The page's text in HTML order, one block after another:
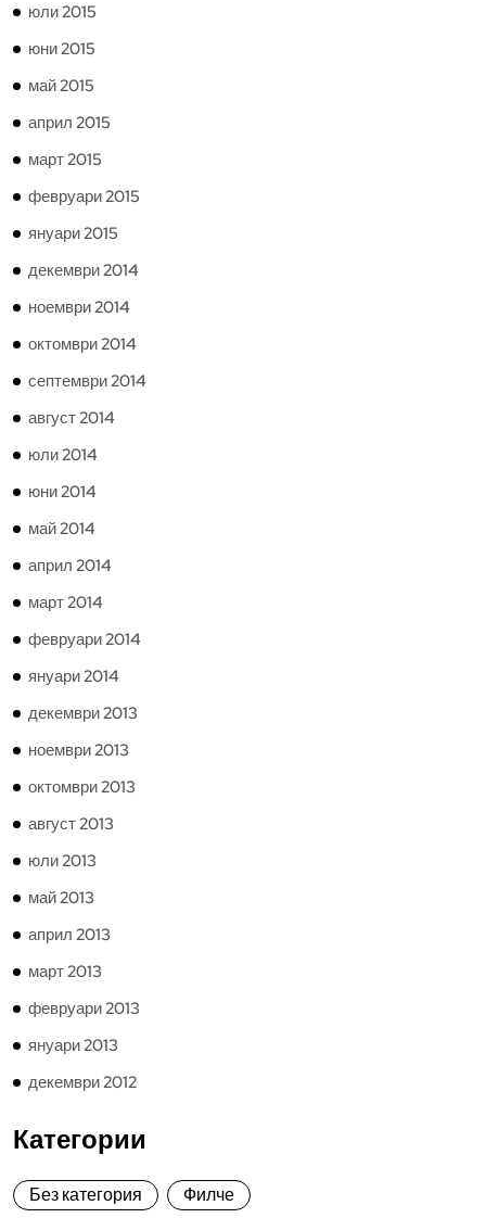
юли 2015
юни 2015
май 2015
април 2015
март 2015
февруари 2015
януари 2015
декември 2014
ноември 2014
октомври 2014
септември 2014
август 2014
юли 2014
юни 2014
май 2014
април 2014
март 2014
февруари 2014
януари 2014
декември 2013
ноември 2013
октомври 2013
август 2013
юли 2013
май 2013
април 2013
март 2013
февруари 2013
януари 2013
декември 2012
Категории
Без категория Филче